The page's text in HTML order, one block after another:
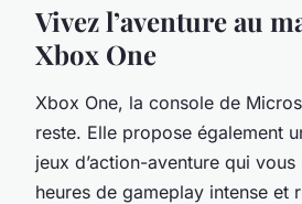
Vivez l’aventure au
Xbox One
Xbox One, la console de
reste. Elle propose également
jeux d’action-aventure qui
heures de gameplay intense et